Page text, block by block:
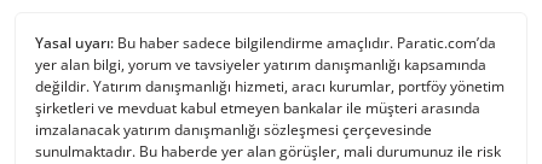
Yasal uyarı: Bu haber sadece bilgilendirme amaçlıdır. Paratic.com’da
yer alan bilgi, yorum ve tavsiyeler yatırım danışmanlığı kapsamında
değildir. Yatırım danışmanlığı hizmeti, aracı kurumlar, portföy yönetim
şirketleri ve mevduat kabul etmeyen bankalar ile müşteri arasında
imzalanacak yatırım danışmanlığı sözleşmesi çerçevesinde
sunulmaktadır. Bu haberde yer alan görüşler, mali durumunuz ile risk